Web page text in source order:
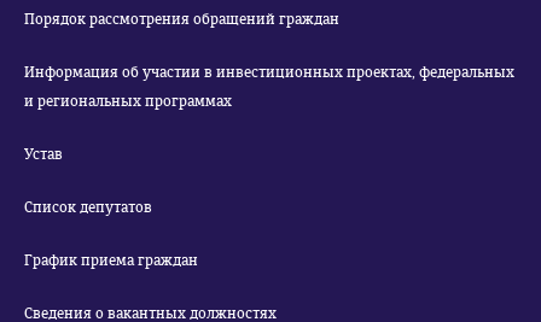
Порядок рассмотрения обращений граждан
Информация об участии в инвестиционных проектах, федеральных
и региональных программах
Устав
Список депутатов
График приема граждан
Сведения о вакантных должностях